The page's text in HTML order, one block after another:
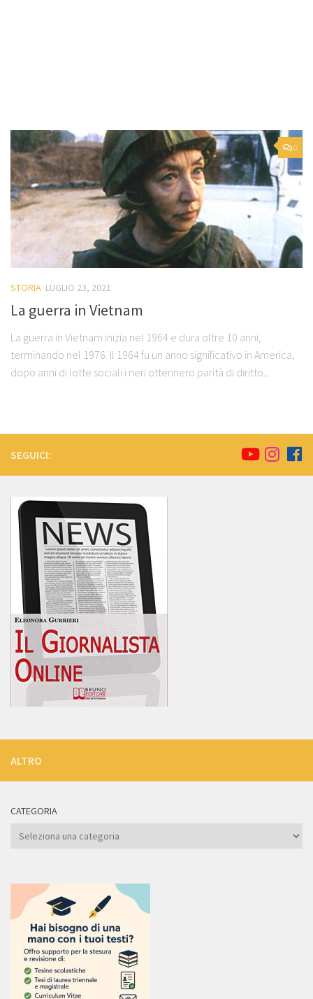
0
STORIA LUGLIO 23, 2021
La guerra in Vietnam
La guerra in Vietnam inizia nel 1964 e dura oltre 10 anni,
terminando nel 1976. Il 1964 fu un anno significativo in America,
dopo anni di lotte sociali i neri ottennero parità di diritto...
SEGUICI:
ALTRO
CATEGORIA
Categoria